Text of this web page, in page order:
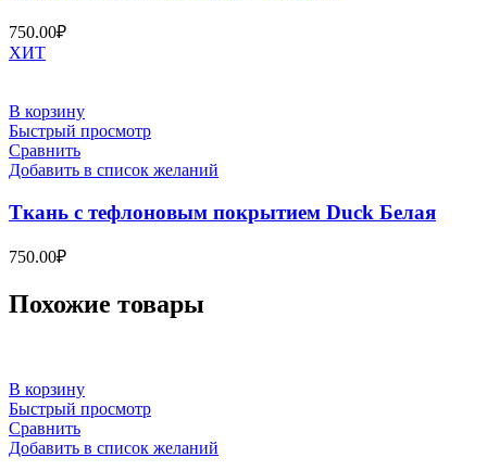
750.00₽
ХИТ
В корзину
Быстрый просмотр
Сравнить
Добавить в список желаний
Ткань с тефлоновым покрытием Duck Белая
750.00₽
Похожие товары
В корзину
Быстрый просмотр
Сравнить
Добавить в список желаний